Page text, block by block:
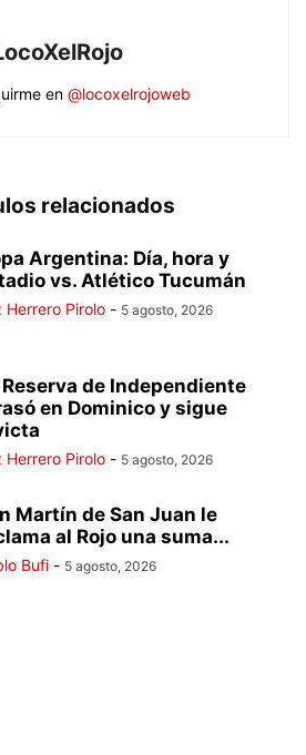
en @locoxelrojoweb
relacionados
Argentina: Día, hora y
vs. Atlético Tucumán
Herrero Pirolo - 5 agosto, 2026
Reserva de Independiente
en Dominico y sigue
Herrero Pirolo - 5 agosto, 2026
Martín de San Juan le
al Rojo una suma...
Bufi - 5 agosto, 2026